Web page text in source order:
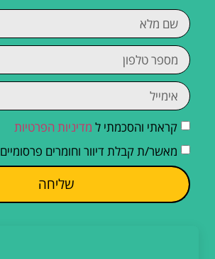
קראתי והסכמתי ל מדיניות הפרטיות
מאשר/ת קבלת דיוור וחומרים פרסומיים
שליחה